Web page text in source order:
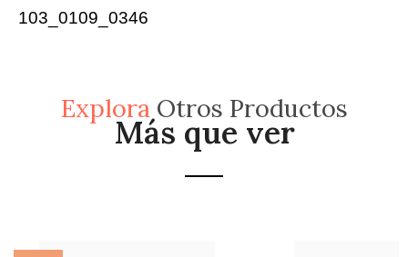
103_0109_0346
ExploraOtros Productos
Más que ver